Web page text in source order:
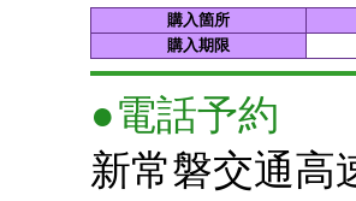
購入箇所
購入期限
●電話予約
新常磐交通